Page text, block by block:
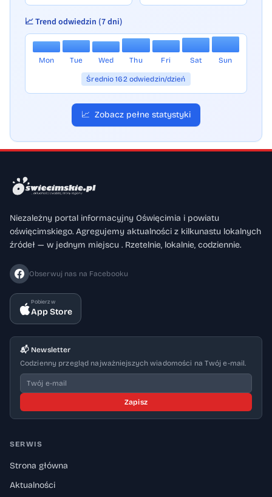
📈 Trend odwiedzin (7 dni)
Mon Tue Wed Thu Fri Sat Sun
Średnio 162 odwiedzin/dzień
📈 Zobacz pełne statystyki
Niezależny portal informacyjny Oświęcimia i powiatu
oświęcimskiego. Agregujemy aktualności z kilkunastu lokalnych
źródeł — w jednym miejscu . Rzetelnie, lokalnie, codziennie.
Obserwuj nas na Facebooku
Pobierz w
App Store
📬 Newsletter
Codzienny przegląd najważniejszych wiadomości na Twój e-mail.
Zapisz
SERWIS
Strona główna
Aktualności